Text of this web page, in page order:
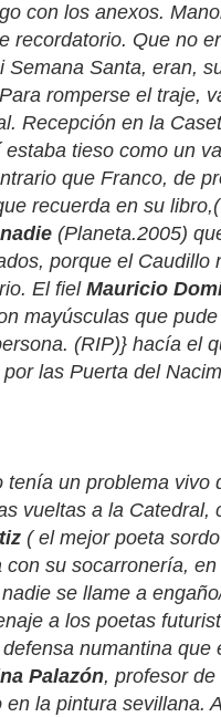
con los anexos.
recordatorio. Que no
Semana Santa, eran,
romperse el traje,
Recepción en la
tieso como un
que Franco, de
recuerda en su libro,(
(Planeta.2005)
porque el Caudillo
El fielMauricio
mayúsculas que
(RIP)} hacía el
las Puerta del
tenía un problema vivo
vueltas a la
( el mejor poeta
con su socarronería,
se llame a
a los poetas
numantina
Palazón, profesor
la pintura sevillana.